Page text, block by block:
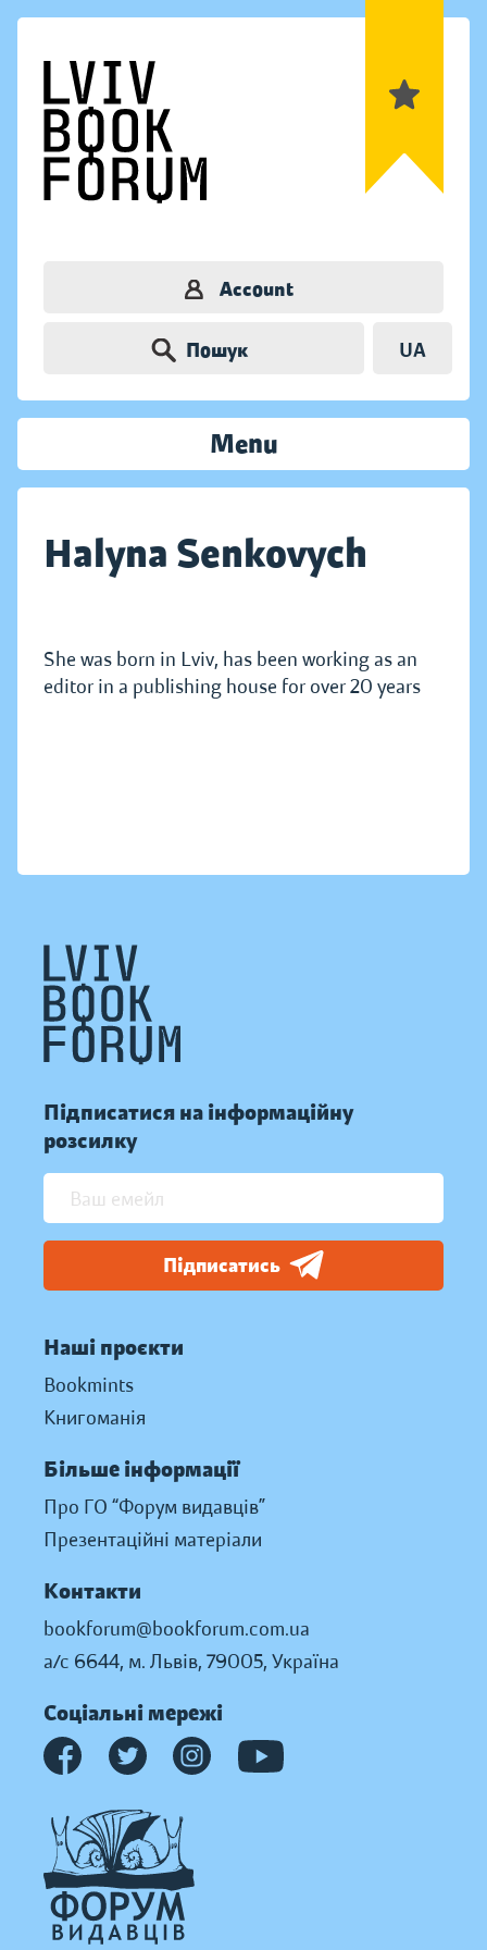
Account
Пошук UA
Menu
Halyna Senkovych
She was born in Lviv, has been working as an
editor in a publishing house for over 20 years
Підписатися на інформаційну
розсилку
Підписатись
Наші проєкти
Bookmints
Книгоманія
Більше інформації
Про ГО “Форум видавців”
Презентаційні матеріали
Контакти
bookforum@bookforum.com.ua
а/с 6644, м. Львів, 79005, Україна
Соціальні мережі